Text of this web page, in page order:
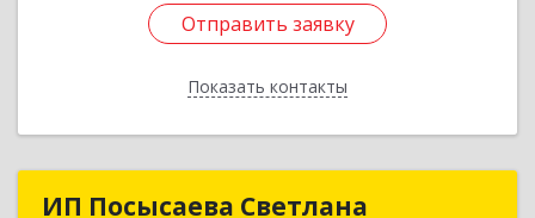
Отправить заявку
Показать контакты
Отправить заявку
Назад
ИП Посысаева Светлана
ИП Посысаева Светлана